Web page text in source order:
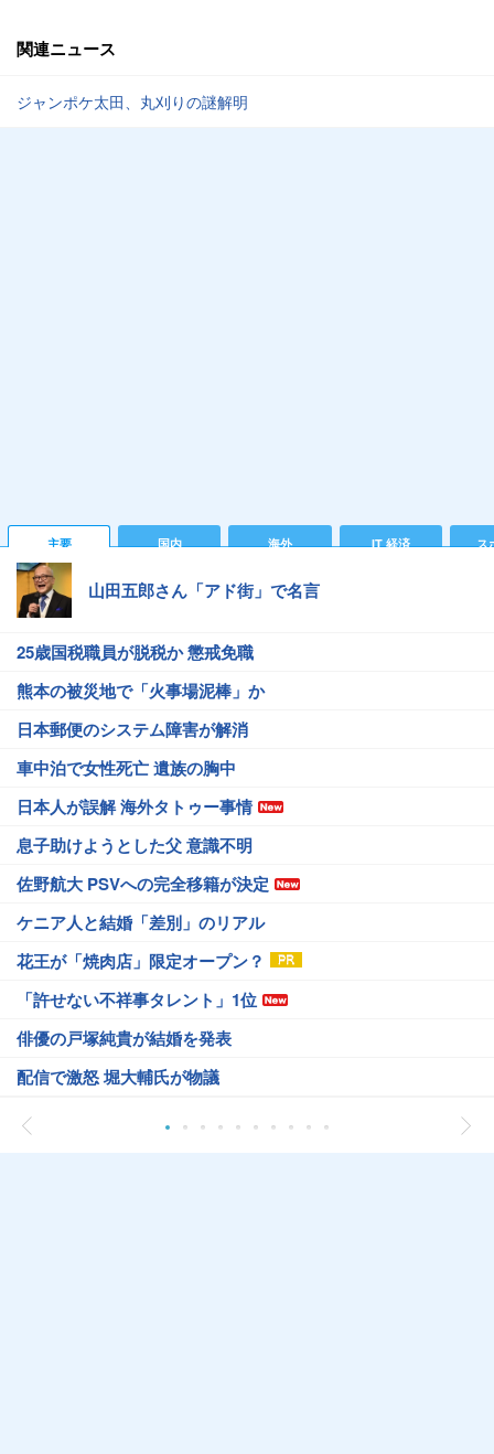
関連ニュース
ジャンポケ太田、丸刈りの謎解明
主要 国内 海外 IT 経済 ス
山田五郎さん「アド街」で名言
25歳国税職員が脱税か 懲戒免職
熊本の被災地で「火事場泥棒」か
日本郵便のシステム障害が解消
車中泊で女性死亡 遺族の胸中
日本人が誤解 海外タトゥー事情
息子助けようとした父 意識不明
佐野航大 PSVへの完全移籍が決定
ケニア人と結婚「差別」のリアル
花王が「焼肉店」限定オープン？
「許せない不祥事タレント」1位
俳優の戸塚純貴が結婚を発表
配信で激怒 堀大輔氏が物議